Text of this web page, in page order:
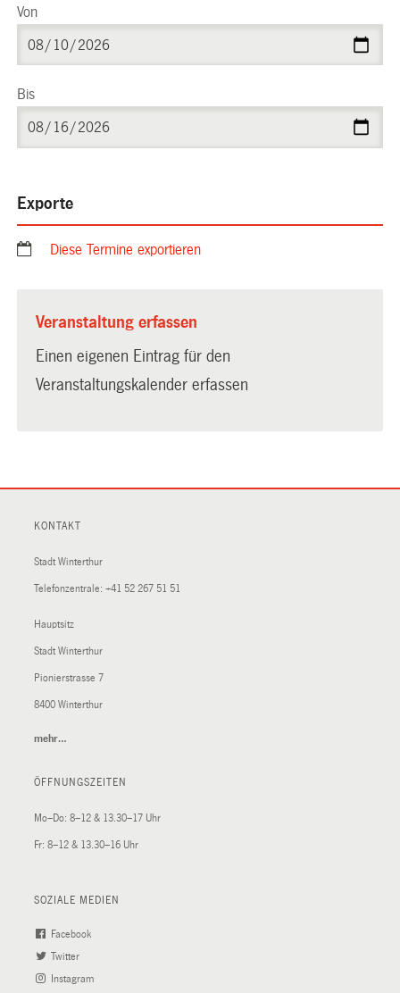
Von
Bis
Exporte
Diese Termine exportieren
Veranstaltung erfassen
Einen eigenen Eintrag für den
Veranstaltungskalender erfassen
KONTAKT
Stadt Winterthur
Telefonzentrale: +41 52 267 51 51
Hauptsitz
Stadt Winterthur
Pionierstrasse 7
8400 Winterthur
mehr…
ÖFFNUNGSZEITEN
Mo–Do: 8–12 & 13.30–17 Uhr
Fr: 8–12 & 13.30–16 Uhr
SOZIALE MEDIEN
Facebook
Twitter
Link)
Instagram